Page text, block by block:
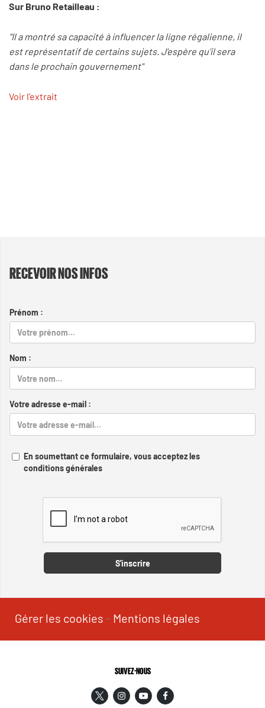
Sur Bruno Retailleau :
"Il a montré sa capacité à influencer la ligne régalienne, il
est représentatif de certains sujets. J’espère qu’il sera
dans le prochain gouvernement"
Voir l'extrait
RECEVOIR NOS INFOS
Prénom :
Nom :
Votre adresse e-mail :
En soumettant ce formulaire, vous acceptez les
conditions générales
S'inscrire
Gérer les cookies - Mentions légales
SUIVEZ-NOUS